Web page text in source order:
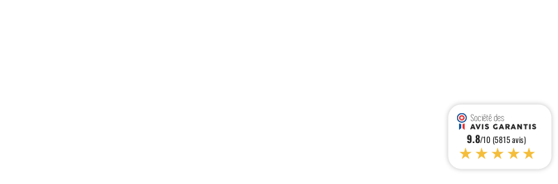
9.8/10 (5815 avis)
★★★★★